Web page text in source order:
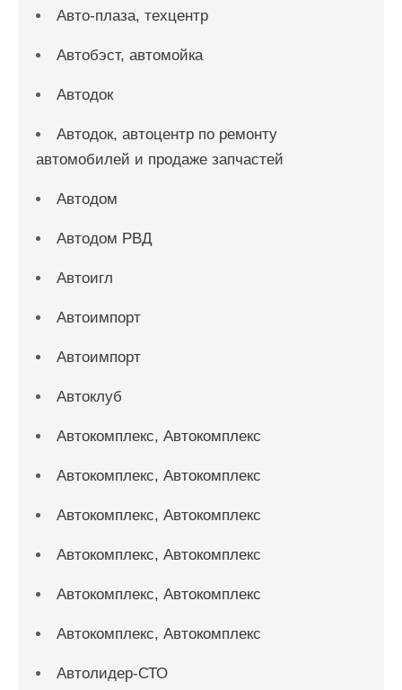
Авто-плаза, техцентр
Автобэст, автомойка
Автодок
Автодок, автоцентр по ремонту
автомобилей и продаже запчастей
Автодом
Автодом РВД
Автоигл
Автоимпорт
Автоимпорт
Автоклуб
Автокомплекс, Автокомплекс
Автокомплекс, Автокомплекс
Автокомплекс, Автокомплекс
Автокомплекс, Автокомплекс
Автокомплекс, Автокомплекс
Автокомплекс, Автокомплекс
Автолидер-СТО